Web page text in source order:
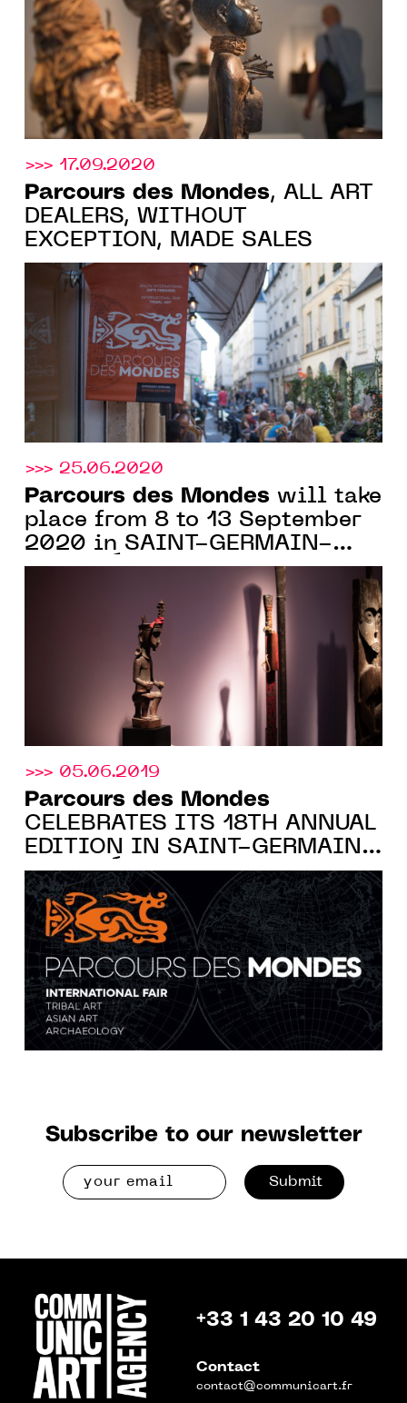
>>> 17.09.2020
Parcours des Mondes, ALL ART
DEALERS, WITHOUT
EXCEPTION, MADE SALES
>>> 25.06.2020
Parcours des Mondes will take
place from 8 to 13 September
2020 in SAINT-GERMAIN-
DES-PRÉS, PARIS
>>> 05.06.2019
Parcours des Mondes
CELEBRATES ITS 18TH ANNUAL
EDITION IN SAINT-GERMAIN-
DES-PRÉS, PARIS, FROM 10 to
15 SEPT
Subscribe to our newsletter
Submit
+33 1 43 20 10 49
Contact
contact@communicart.fr